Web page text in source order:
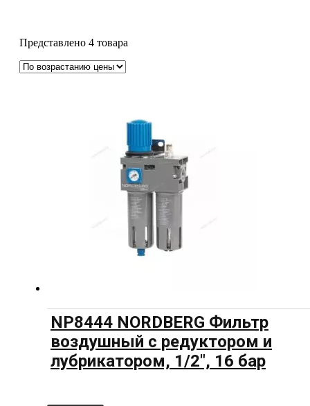
Представлено 4 товара
NP8444 NORDBERG Фильтр
воздушный с редуктором и
лубрикатором, 1/2″, 16 бар